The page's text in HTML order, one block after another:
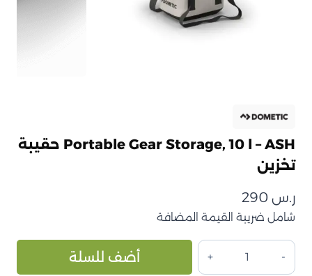
Portable Gear Storage, 10 l – ASH حقيبة
تخزين
ر.س
شامل ضريبة القيمة المضافة
كمية
Portable
أضف للسلة